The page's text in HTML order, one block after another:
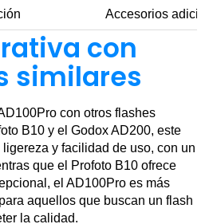
Accesorios
con
similares
con otros flashes
B10 y el Godox AD200, este
y facilidad de uso, con un
que el Profoto B10 ofrece
el AD100Pro es más
aquellos que buscan un flash
la calidad.